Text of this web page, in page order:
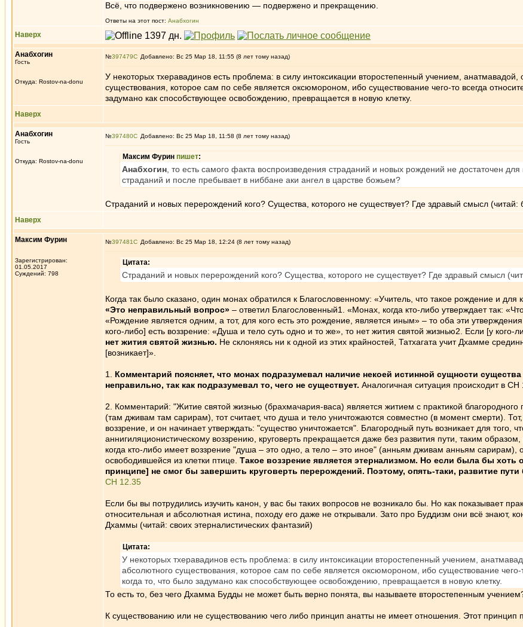
Всё, что подвержено возникновению — подвержено и прекращению.
Ответы на этот пост: Анабхогин
Наверх
Анабхогин
Гость
Откуда: Rostov-na-donu
№397479 Добавлено: Вс 25 Мар 18, 11:55 (8 лет тому назад)
У некоторых тхеравадинов есть проблема: в силу интоксикации второстепенный учением,
существования, которое сам по себе является оксюмороном, ибо существование чего-то всегда
задумано как способствующее освобождению, превращается в новую клетку.
Наверх
Анабхогин
Гость
Откуда: Rostov-na-donu
№397480 Добавлено: Вс 25 Мар 18, 11:58 (8 лет тому назад)
Максим Фурин пишет:
Анабхогин , то есть самого факта воспроизведения страданий и новых рождений не достаточен
страданий и после пребывает в ниббане аки ангел в царстве божьем?
Страданий и новых перерождений кого? Существа, которого не существует? Где здравый смысл (читай:
Наверх
Максим Фурин
Зарегистрирован:
01.05.2017
Суждений: 798
№397481 Добавлено: Вс 25 Мар 18, 12:24 (8 лет тому назад)
Цитата:
Страданий и новых перерождений кого? Существа, которого не существует? Где здравый смысл
Когда так было сказано, один монах обратился к Благословенному: «Учитель, что такое рождение и для
«Это неправильный вопрос» – ответил Благословенный1. «Монах, когда кто-либо утверждает так:
«Рождение является одним, а тот, для кого есть это рождение, является иным» – то оба эти
кого-либо] есть воззрение: «Душа и тело суть одно и то же», то нет жития святой жизнью2. Если [у кого-
нет жития святой жизнью. Не склоняясь ни к одной из этих крайностей, Татхагата учит Дхамме
[возникает]».
1.
Комментарий поясняет, что монах подразумевал наличие некоей истинной сущности
неправильно, так как подразумевал то, чего не существует. Аналогичная ситуация происходит в СН
2. Комментарий: "Житие святой жизнью (брахмачария-васа) является житием с практикой благородного
(там дживам там сарирам), тот считает, что душа и тело уничтожаются совместно (в момент смерти). Тот,
воззрение, и он начинает утверждать: "существо уничтожается". Благородный путь возникает для того,
аннигиляционистическому воззрению, круговерть прекращается даже без развития пути, таким
когда кто-либо имеет воззрение "душа – это одно, а тело – это иное" (анньям дживам анньям сарирам),
освободившейся из клетки птице. Такое воззрение является этернализмом. Но если была бы хоть
принципе] не смог бы завершить круговерть перерождений. Поэтому, опять-таки, развитие
СН 12.35
Если бы вы потрудились изучить канон, у вас бы таких вопросов не возникало бы. Но как показывает
относительная и абсолютная истина, походу его даже не открывали. Зато про Буддизм они всё знают,
Дхаммы (читай: своих этерналистических фантазий)
Цитата:
У некоторых тхеравадинов есть проблема: в силу интоксикации второстепенный учением,
абсолютного существования, которое сам по себе является оксюмороном, ибо существование
когда то, что было задумано как способствующее освобождению, превращается в новую клетку.
То есть то, без чего Дхамма Будды не может быть верно понята, вы называете второстепенным
К существованию или не существованию чего либо принцип анатты не имеет отношения. Этот принцип